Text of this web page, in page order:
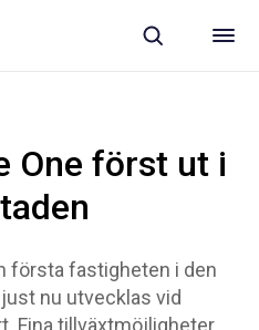
One först ut i
första fastigheten i den
nu utvecklas vid
Fina tillväxtmöjligheter